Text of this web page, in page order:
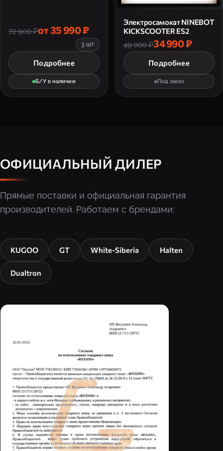
72 900 ₽от 35 990 ₽
3 шт
Подробнее
Б/У в наличии
Электросамокат NINEBOT
KICKSCOOTER ES2
49 000 ₽34 990 ₽
Подробнее
Под заказ
ОФИЦИАЛЬНЫЙ ДИЛЕР
Прямые поставки и официальная гарантия
производителей. Работаем с брендами:
KUGOO GT White-Siberia Halten
Dualtron